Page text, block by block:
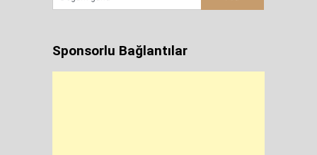
Sponsorlu Bağlantılar